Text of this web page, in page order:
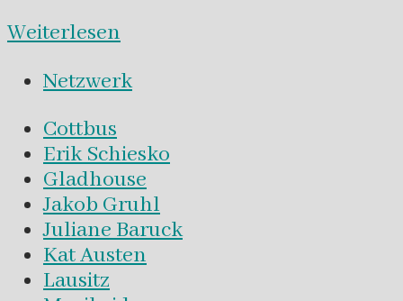
Weiterlesen
Netzwerk
Cottbus
Erik Schiesko
Gladhouse
Jakob Gruhl
Juliane Baruck
Kat Austen
Lausitz